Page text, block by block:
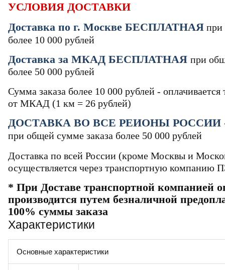
УСЛОВИЯ ДОСТАВКИ
Доставка по г. Москве БЕСПЛАТНАЯ при
более 10 000 рублей
Доставка за МКАД БЕСПЛАТНАЯ при
более 50 000 рублей
Сумма заказа более 10 000 рублей -
от МКАД (1 км = 26 рублей)
ДОСТАВКА ВО ВСЕ РЕИОНЫ РОССИИ
при общей сумме заказа более 50 000 рублей
Доставка по всей России (кроме Москвы и
осуществляется через транспортную компанию
* При Доставе транспортной компанией
производится путем безналичной
100% суммы заказа
Характеристики
Основные характеристики